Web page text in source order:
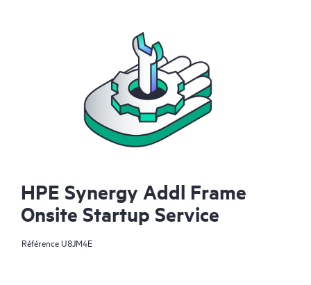
HPE Synergy Addl Frame
Onsite Startup Service
RéférenceU8JM4E